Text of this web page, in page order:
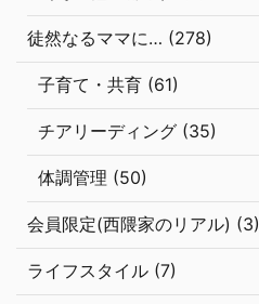
徒然なるママに… (278)
子育て・共育 (61)
チアリーディング (35)
体調管理 (50)
会員限定(西隈家のリアル) (3)
ライフスタイル (7)